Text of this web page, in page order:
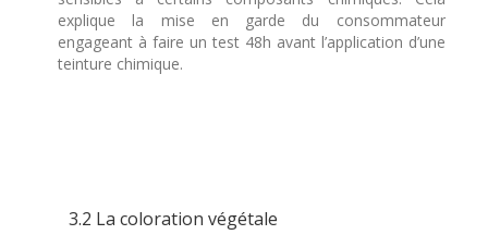
explique la mise en garde du consommateur
engageant à faire un test 48h avant l’application d’une
teinture chimique.
3.2 La coloration végétale